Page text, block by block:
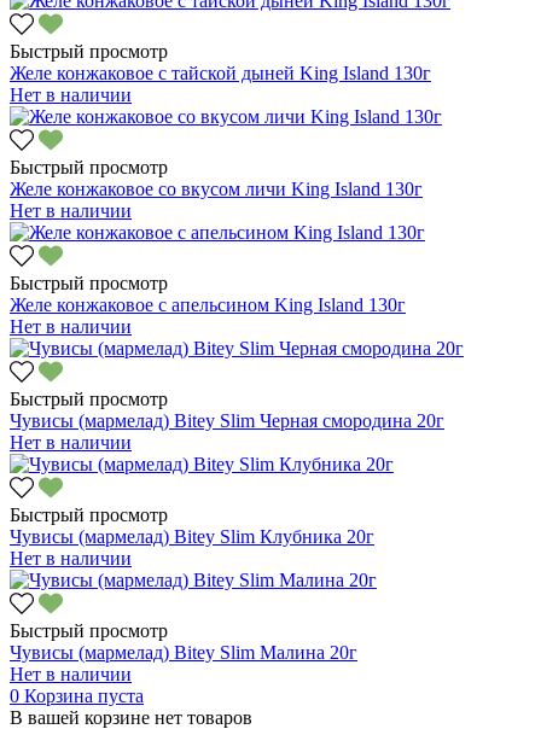
Быстрый просмотр
Желе конжаковое с тайской дыней King Island 130г
Нет в наличии
Быстрый просмотр
Желе конжаковое со вкусом личи King Island 130г
Нет в наличии
Быстрый просмотр
Желе конжаковое с апельсином King Island 130г
Нет в наличии
Быстрый просмотр
Чувисы (мармелад) Bitey Slim Черная смородина 20г
Нет в наличии
Быстрый просмотр
Чувисы (мармелад) Bitey Slim Клубника 20г
Нет в наличии
Быстрый просмотр
Чувисы (мармелад) Bitey Slim Малина 20г
Нет в наличии
0 Корзина пуста
В вашей корзине нет товаров